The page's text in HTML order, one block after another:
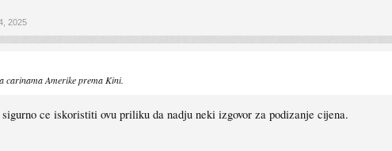
2025
carinama Amerike prema Kini.
ce iskoristiti ovu priliku da nadju neki izgovor za podizanje cijena.